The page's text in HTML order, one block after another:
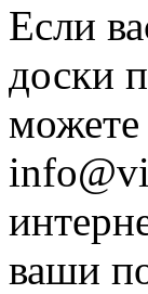
Если
доски
ваши